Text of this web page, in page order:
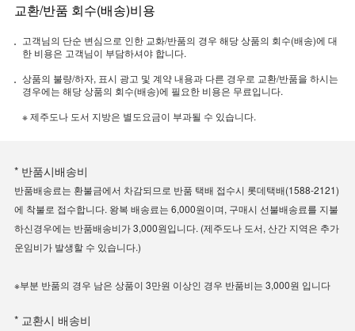
교환/반품 회수(배송)비용
고객님의 단순 변심으로 인한 교화/반품의 경우 해당 상품의 회수(배송)에 대
한 비용은 고객님이 부담하셔야 합니다.
상품의 불량/하자, 표시 광고 및 계약 내용과 다른 경우로 교환/반품을 하시는
경우에는 해당 상품의 회수(배송)에 필요한 비용은 무료입니다.
※ 제주도나 도서 지방은 별도요금이 부과될 수 있습니다.
* 반품시배송비
반품배송료는 환불금에서 차감되므로 반품 택배 접수시 롯데택배(1588-2121)
에 착불로 접수합니다. 왕복 배송료는 6,000원이며, 구매시 선불배송료를 지불
하신경우에는 반품배송비가 3,000원입니다. (제주도나 도서, 산간 지역은 추가
운임비가 발생할 수 있습니다.)
※부분 반품의 경우 남은 상품이 3만원 이상인 경우 반품비는 3,000원 입니다
* 교환시 배송비